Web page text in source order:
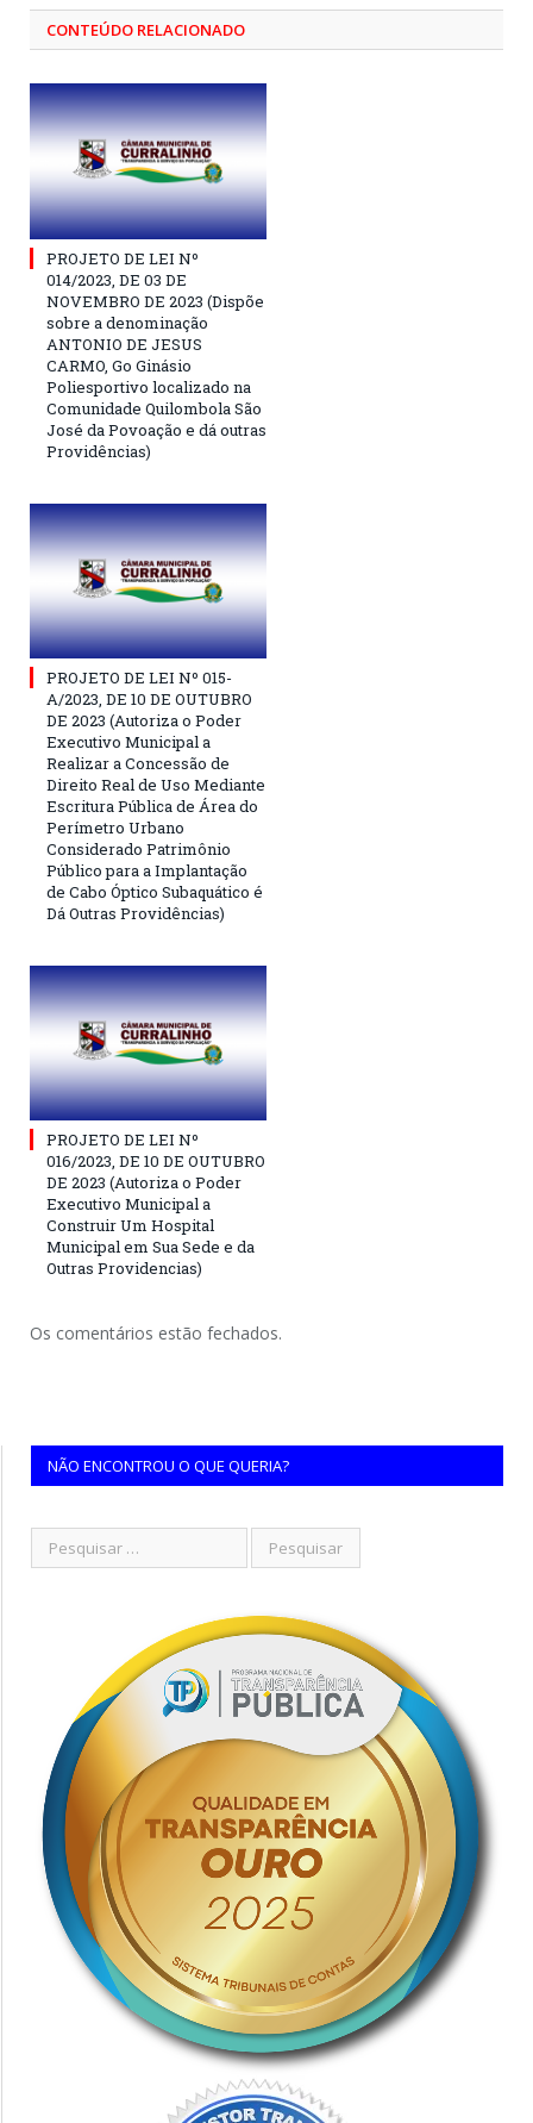
CONTEÚDO RELACIONADO
PROJETO DE LEI Nº
014/2023, DE 03 DE
NOVEMBRO DE 2023 (Dispõe
sobre a denominação
ANTONIO DE JESUS
CARMO, Go Ginásio
Poliesportivo localizado na
Comunidade Quilombola São
José da Povoação e dá outras
Providências)
PROJETO DE LEI Nº 015-
A/2023, DE 10 DE OUTUBRO
DE 2023 (Autoriza o Poder
Executivo Municipal a
Realizar a Concessão de
Direito Real de Uso Mediante
Escritura Pública de Área do
Perímetro Urbano
Considerado Patrimônio
Público para a Implantação
de Cabo Óptico Subaquático é
Dá Outras Providências)
PROJETO DE LEI Nº
016/2023, DE 10 DE OUTUBRO
DE 2023 (Autoriza o Poder
Executivo Municipal a
Construir Um Hospital
Municipal em Sua Sede e da
Outras Providencias)
Os comentários estão fechados.
NÃO ENCONTROU O QUE QUERIA?